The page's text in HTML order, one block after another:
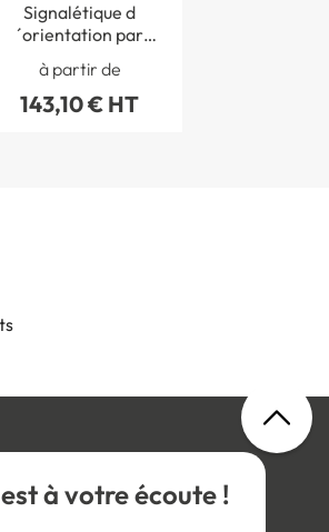
Signalétique d
´orientation par
étage H 400 x L
300 mm - Gamme
Clear
à partir de
143,10 € HT
à votre écoute !